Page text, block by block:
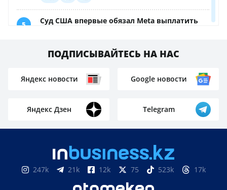
ПОДПИСЫВАЙТЕСЬ НА НАС
Яндекс новости Google новости
Яндекс Дзен Telegram
247k 21k 12k 75 523k 17k